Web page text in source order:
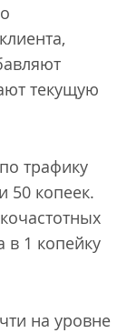
текущую
трафику
50 копеек.
в 1 копейку
на уровне